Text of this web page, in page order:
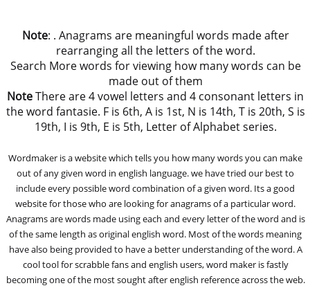
Note: . Anagrams are meaningful words made after
rearranging all the letters of the word.
Search More words for viewing how many words can be
made out of them
NoteThere are 4 vowel letters and 4 consonant letters in
the word fantasie. F is 6th, A is 1st, N is 14th, T is 20th, S is
19th, I is 9th, E is 5th, Letter of Alphabet series.
Wordmaker is a website which tells you how many words you can make
out of any given word in english language. we have tried our best to
include every possible word combination of a given word. Its a good
website for those who are looking for anagrams of a particular word.
Anagrams are words made using each and every letter of the word and is
of the same length as original english word. Most of the words meaning
have also being provided to have a better understanding of the word. A
cool tool for scrabble fans and english users, word maker is fastly
becoming one of the most sought after english reference across the web.